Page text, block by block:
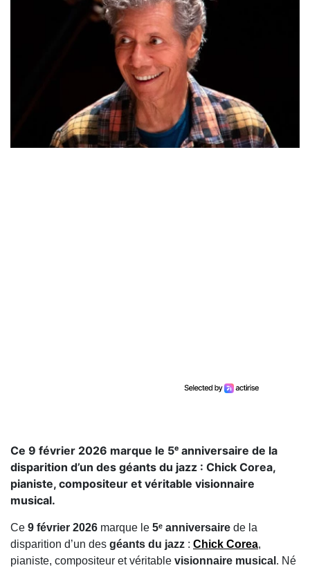
Ce 9 février 2026 marque le 5ᵉ anniversaire de la
disparition d’un des géants du jazz : Chick Corea,
pianiste, compositeur et véritable visionnaire
musical.
Ce 9 février 2026 marque le 5ᵉ anniversaire de la
disparition d’un des géants du jazz : Chick Corea,
pianiste, compositeur et véritable visionnaire musical . Né